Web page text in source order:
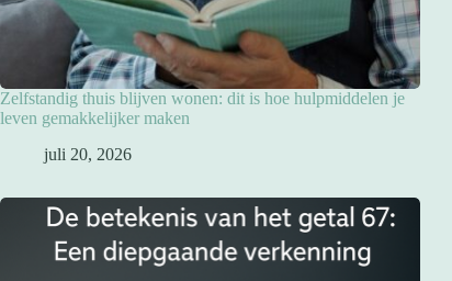
Zelfstandig thuis blijven wonen: dit is hoe hulpmiddelen je
leven gemakkelijker maken
juli 20, 2026